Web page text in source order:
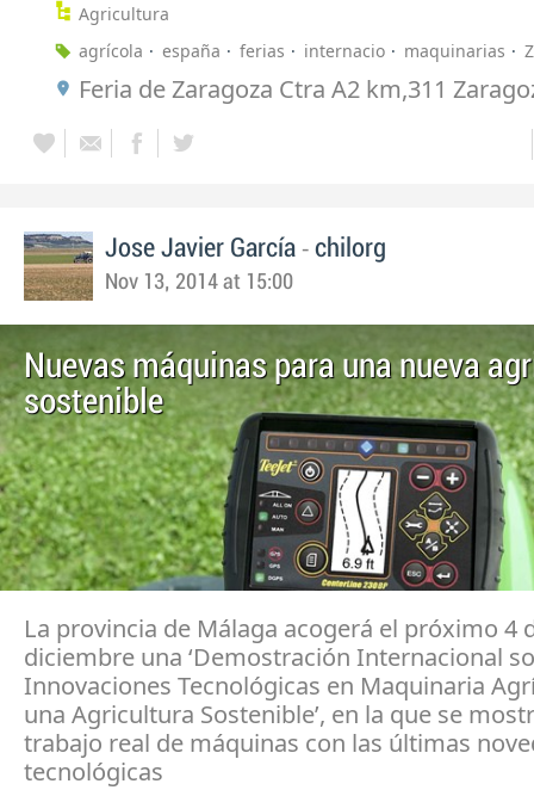
Agricultura
agrícola
españa ferias internacio maquinarias
Feria de Zaragoza Ctra A2 km,311
Jose Javier García - chilorg
Nov 13, 2014 at 15:00
Nuevas máquinas para una nueva
sostenible
La provincia de Málaga acogerá el próximo 4
diciembre una ‘Demostración Internacional
Innovaciones Tecnológicas en Maquinaria
una Agricultura Sostenible’, en la que se
trabajo real de máquinas con las últimas
tecnológicas